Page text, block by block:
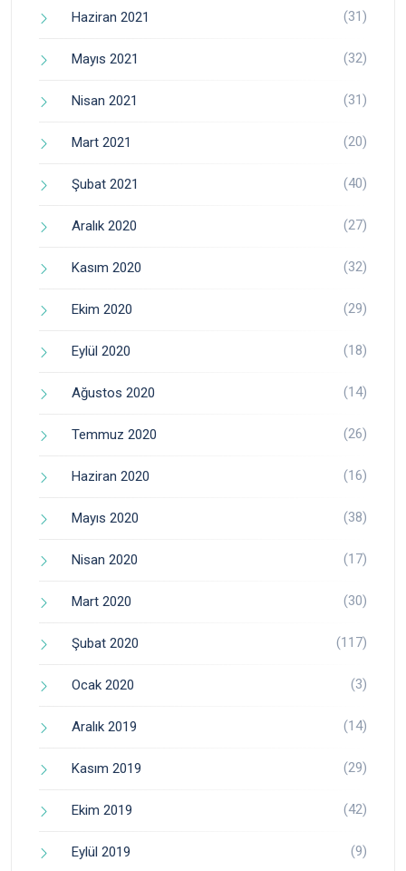
Haziran 2021 (31)
Mayıs 2021 (32)
Nisan 2021 (31)
Mart 2021 (20)
Şubat 2021 (40)
Aralık 2020 (27)
Kasım 2020 (32)
Ekim 2020 (29)
Eylül 2020 (18)
Ağustos 2020 (14)
Temmuz 2020 (26)
Haziran 2020 (16)
Mayıs 2020 (38)
Nisan 2020 (17)
Mart 2020 (30)
Şubat 2020 (117)
Ocak 2020 (3)
Aralık 2019 (14)
Kasım 2019 (29)
Ekim 2019 (42)
Eylül 2019 (9)